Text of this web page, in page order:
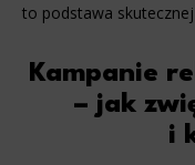
to podstawa
Kampanie
– jak
i